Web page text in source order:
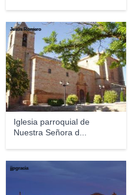
Iglesia parroquial de
Nuestra Señora d...
Jesús Romero
jjpgracia